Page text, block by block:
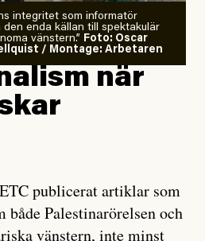
integritet som informatör
enda källan till spektakulär
vänstern.” Foto: Oscar
/ Montage: Arbetaren
när
publicerat artiklar som
både Palestinarörelsen och
vänstern, inte minst